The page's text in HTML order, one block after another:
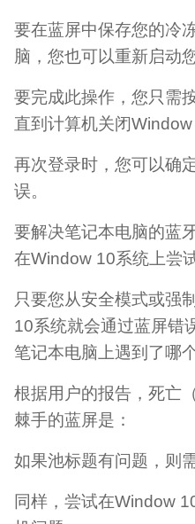
要在蓝屏中保存您的冷
脑，您也可以重新启动
要完成此操作，您只需
直到计算机关闭Window
再次登录时，您可以确
误。
要解决笔记本电脑的蓝
在Window 10系统上尝
只要您从安全模式或强
10系统就会通过蓝屏错
笔记本电脑上遇到了哪
根据用户的报告，死亡
棘手的蓝屏是：
如果池标题有问题，则
同样，尝试在Window